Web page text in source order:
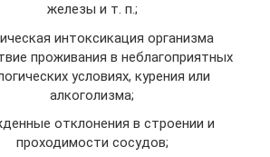
железы и т. п.;
интоксикация организма
проживания в неблагоприятных
условиях, курения или
алкоголизма;
отклонения в строении и
проходимости сосудов;